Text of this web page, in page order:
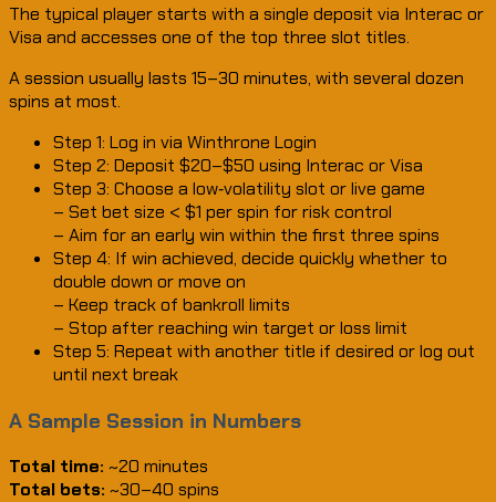
The typical player starts with a single deposit via Interac or
Visa and accesses one of the top three slot titles.
A session usually lasts 15–30 minutes, with several dozen
spins at most.
Step 1: Log in via Winthrone Login
Step 2: Deposit $20–$50 using Interac or Visa
Step 3: Choose a low‑volatility slot or live game
– Set bet size < $1 per spin for risk control
– Aim for an early win within the first three spins
Step 4: If win achieved, decide quickly whether to
double down or move on
– Keep track of bankroll limits
– Stop after reaching win target or loss limit
Step 5: Repeat with another title if desired or log out
until next break
A Sample Session in Numbers
Total time: ~20 minutes
Total bets: ~30–40 spins